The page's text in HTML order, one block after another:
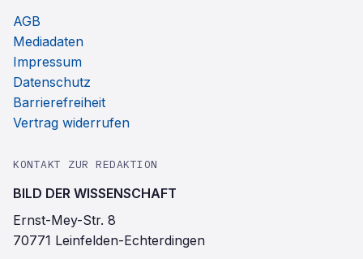
AGB
Mediadaten
Impressum
Datenschutz
Barrierefreiheit
Vertrag widerrufen
KONTAKT ZUR REDAKTION
BILD DER WISSENSCHAFT
Ernst-Mey-Str. 8
70771 Leinfelden-Echterdingen